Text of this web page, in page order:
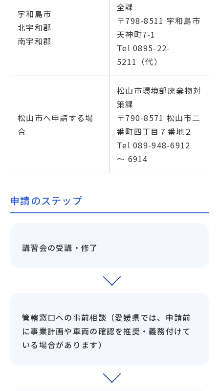
宇和島市
北宇和郡
南宇和郡
全課
〒798-8511 宇和島市
天神町7-1
Tel 0895-22-
5211（代）
松山市へ申請する場
合
松山市環境部廃棄物対
策課
〒790-8571 松山市二
番町四丁目７番地２
Tel 089-948-6912
～ 6914
申請のステップ
講習会の受講・修了
管轄窓口への事前相談（愛媛県では、申請前
に事業計画や車両の確認を推奨・義務付けて
いる場合があります）